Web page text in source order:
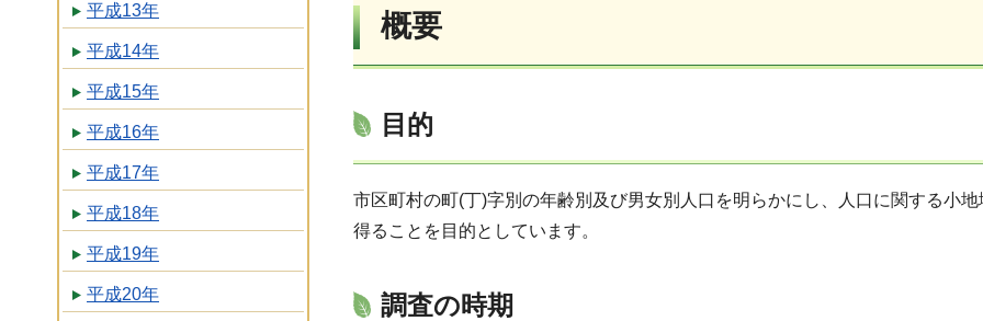
平成13年
平成14年
平成15年
平成16年
平成17年
平成18年
平成19年
平成20年
概要
目的
市区町村の町(丁)字別の年齢別及び男女別人口を明らかにし、人口に関する小
得ることを目的としています。
調査の時期